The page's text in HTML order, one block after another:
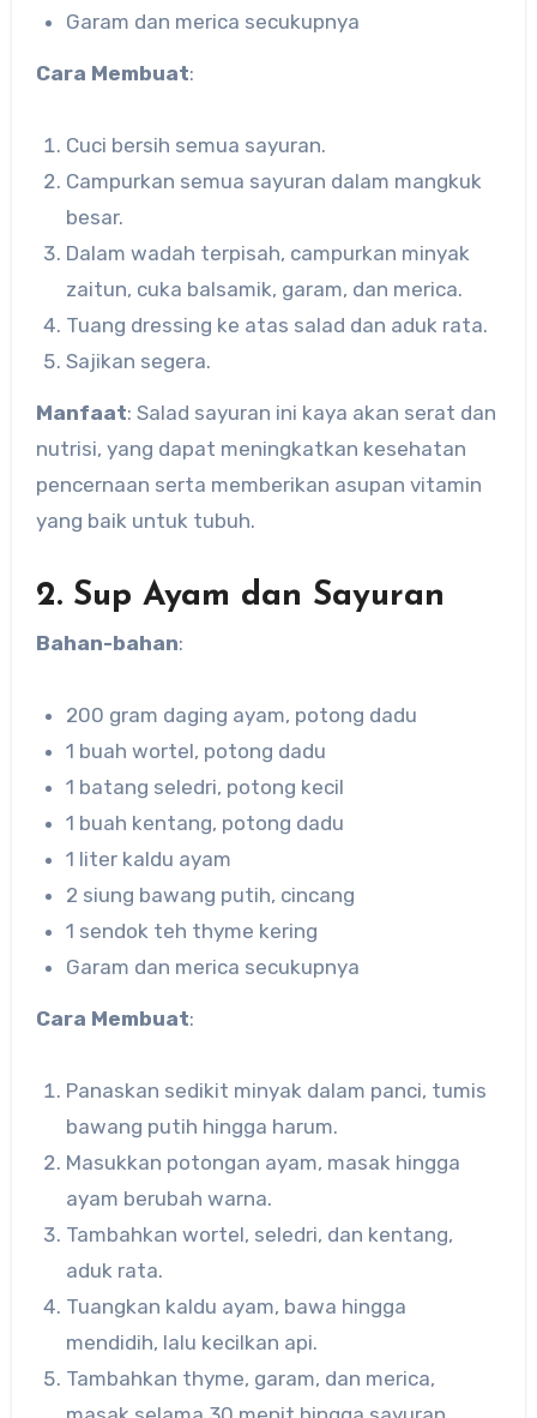
Garam dan merica secukupnya
Cara Membuat:
Cuci bersih semua sayuran.
Campurkan semua sayuran dalam mangkuk
besar.
Dalam wadah terpisah, campurkan minyak
zaitun, cuka balsamik, garam, dan merica.
Tuang dressing ke atas salad dan aduk rata.
Sajikan segera.
Manfaat: Salad sayuran ini kaya akan serat dan
nutrisi, yang dapat meningkatkan kesehatan
pencernaan serta memberikan asupan vitamin
yang baik untuk tubuh.
2. Sup Ayam dan Sayuran
Bahan-bahan:
200 gram daging ayam, potong dadu
1 buah wortel, potong dadu
1 batang seledri, potong kecil
1 buah kentang, potong dadu
1 liter kaldu ayam
2 siung bawang putih, cincang
1 sendok teh thyme kering
Garam dan merica secukupnya
Cara Membuat:
Panaskan sedikit minyak dalam panci, tumis
bawang putih hingga harum.
Masukkan potongan ayam, masak hingga
ayam berubah warna.
Tambahkan wortel, seledri, dan kentang,
aduk rata.
Tuangkan kaldu ayam, bawa hingga
mendidih, lalu kecilkan api.
Tambahkan thyme, garam, dan merica,